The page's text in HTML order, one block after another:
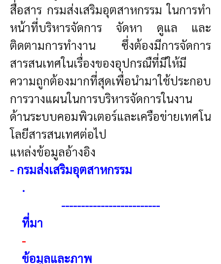
สื่อสาร กรมส่งเสริมอุตสาหกรรม ในการทำ
หน้าที่บริหารจัดการ จัดหา ดูแล และ
ติดตามการทำงาน ซึ่งต้องมีการจัดการ
สารสนเทศในเรื่องของอุปกรณืที่มีให้มี
ความถูกต้องมากที่สุดเพื่อนำมาใช้ประกอบ
การวางแผนในการบริหารจัดการในงาน
ด้านระบบคอมพิวเตอร์และเครือข่ายเทศโน
โลยีสารสนเทศต่อไป
แหล่งข้อมูลอ้างอิง
- กรมส่งเสริมอุตสาหกรรม
.
-------------------------
ที่มา
-
ข้อมูลและภาพ